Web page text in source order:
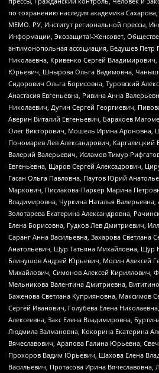
по сохранению наследия академика
МЕМО. РУ, Институт региональной прессы,
Информации, Экозащита!-Женсовет,
антимонопольная ассоциация, Бедушев Петр
Николаевна, Кривенко Сергей
Юрьевич, Шнырова Ольга Вадимовна,
Сидорович Ольга Борисовна, Туровский
Анастасия Евгеньевна, Ривина Анна
Николаевич, Дугин Сергей Георгиевич,
Аверин Виталий Евгеньевич, Барахоев
Олег Викторович, Мошель Ирина Ароновна,
Пономарев Лев Александрович,
Валерий Валерьевич, Исламов Тимур
Евгеньевна, Щаров Сергей Алексадрович,
Гасан Ольга Павловна, Паутов Юрий
Маркович, Пислакова-Паркер Марина
Владимировна, Чуркина Наталья Валерьевна,
Золотарева Екатерина Александровна,
Елена Борисовна, Гудков Лев Дмитриевич,
Саранг Анна Васильевна, Захарова Светлана
Анатольевич, Щур Татьяна Михайловна, Щур
Блинушов Андрей Юрьевич, Мосин Алексей
Михайлович, Симонов Алексей Кириллович,
Мельникова Валентина Дмитриевна,
Баженова Светлана Куприяновна, Максимов
Сергей Иванович, Голубева Елена
Алексеевна, Закс Елена Владимировна,
Людмила Залмановна, Кокорина Екатерина
Вячеславович, Арапова Галина Юрьевна,
Прохоров Вадим Юрьевич, Шахова Елена
Васильевич, Протасова Ирина Вячеславовна,